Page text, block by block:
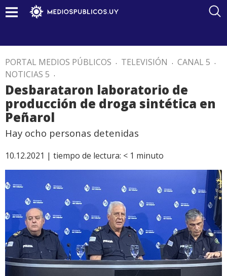
PORTAL MEDIOS PÚBLICOS . TELEVISIÓN . CANAL 5 .
NOTICIAS 5 .
Desbarataron laboratorio de
producción de droga sintética en
Peñarol
Hay ocho personas detenidas
10.12.2021 | tiempo de lectura: < 1 minuto